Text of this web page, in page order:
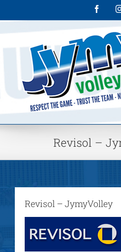
Revisol –
Revisol – JymyVolley